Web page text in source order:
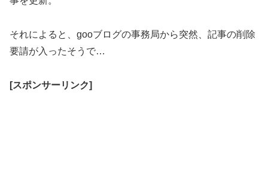
それによると、gooブログの事務局から突然、記事の削除
要請が入ったそうで…
[スポンサーリンク]